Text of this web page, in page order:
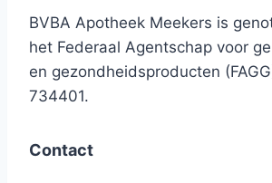
BVBA Apotheek Meekers is
het Federaal Agentschap voor
en gezondheidsproducten
734401.
Contact